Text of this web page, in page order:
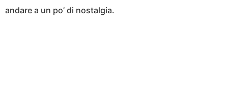
andare a un po’ di nostalgia.